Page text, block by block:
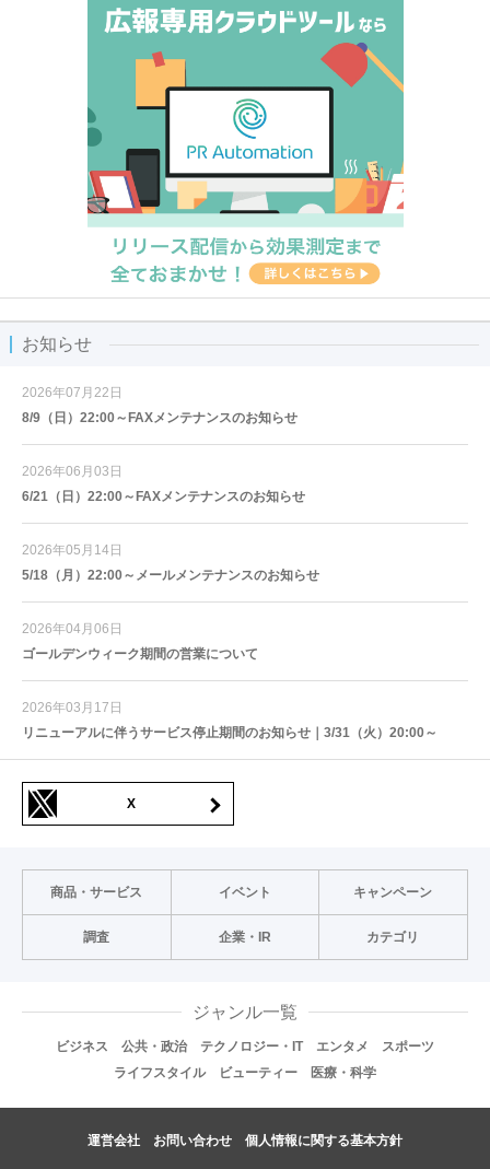
お知らせ
2026年07月22日
8/9（日）22:00～FAXメンテナンスのお知らせ
2026年06月03日
6/21（日）22:00～FAXメンテナンスのお知らせ
2026年05月14日
5/18（月）22:00～メールメンテナンスのお知らせ
2026年04月06日
ゴールデンウィーク期間の営業について
2026年03月17日
リニューアルに伴うサービス停止期間のお知らせ｜3/31（火）20:00～
X
商品・サービス イベント キャンペーン
調査 企業・IR カテゴリ
ジャンル一覧
ビジネス 公共・政治 テクノロジー・IT エンタメ
スポーツ
ライフスタイル
ビューティー 医療・科学
運営会社 お問い合わせ 個人情報に関する基本方針